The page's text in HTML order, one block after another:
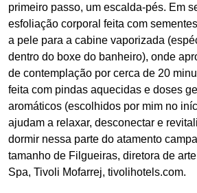
primeiro passo, um escalda-pés. Em
esfoliação corporal feita com
a pele para a cabine vaporizada
dentro do boxe do banheiro), onde
de contemplação por cerca de 20
feita com pindas aquecidas e doses
aromáticos (escolhidos por mim no
ajudam a relaxar, desconectar e
dormir nessa parte do atamento
tamanho de Filgueiras, diretora de
Spa, Tivoli Mofarrej, tivolihotels.com.